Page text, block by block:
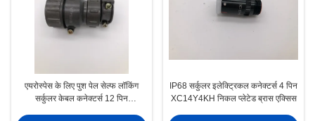
एयरोस्पेस के लिए पुश पेल सेल्फ लॉकिंग
सर्कुलर केबल कनेक्टर्स 12 पिन
IP68 सर्कुलर इलेक्ट्रिकल कनेक्टर्स 4 पिन
XC14Y4KH निकल प्लेटेड ब्रास एक्सिस